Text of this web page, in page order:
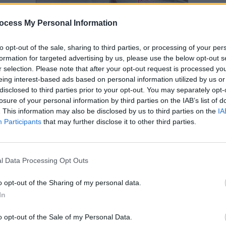
My Personal Information
opt-out of the sale, sharing to third parties, or processing of your
for targeted advertising by us, please use the below opt-out
selection. Please note that after your opt-out request is processed
interest-based ads based on personal information utilized by us
to third parties prior to your opt-out. You may separately
of your personal information by third parties on the IAB’s list of
This information may also be disclosed by us to third parties on the
Participants that may further disclose it to other third parties.
Data Processing Opt Outs
opt-out of the Sharing of my personal data.
opt-out of the Sale of my Personal Data.
kialakult súlyos szövődmény miatt döntöttek úgy az orvosok, hogy a 4 hónapos angol
mondani, hogy mit éreztem! Félelmetes volt, és hihetetlen!" - mesélte el tapasztalatait az
tartották ezen a hőmérsékleten a kisbabát, majd újabb 4 napig tartott, míg
viaszból lett volna, annyira hideg volt a kicsi teste, mintha nem is élt volna. Ez
Nem is gondoltam volna, hogy ez lehetséges. most még jobban szeretem Őt! Mindig is
az édesanyja.
a LifeNetwork csatornán követhették figyelemmel a nézők, és a csatorna ezt a
az egyik videómegosztó csatornán. Nézzétek meg Ti is!